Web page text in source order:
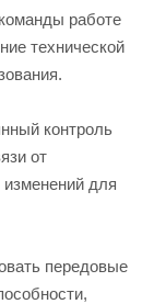
работе
технической
контроль
от
для
передовые